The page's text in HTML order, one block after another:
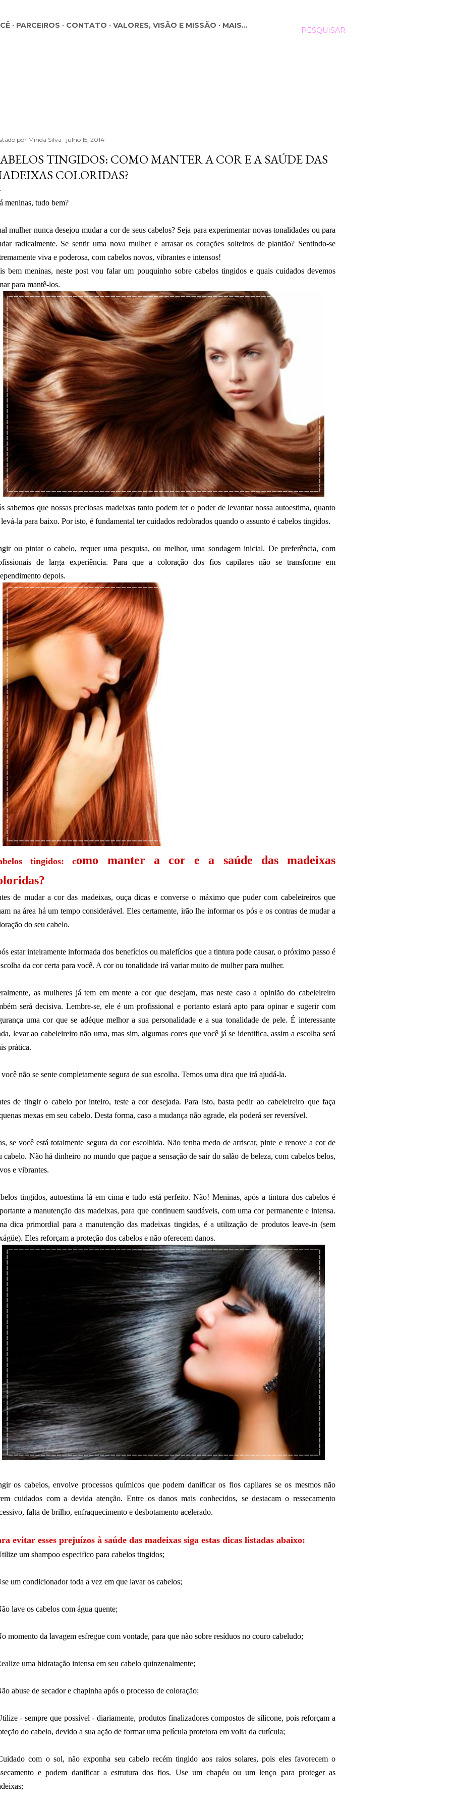
PESQUISAR
PARCEIROS CONTATO VALORES, VISÃO E MISSÃO MAIS…
por Minda Silva julho 15, 2014
TINGIDOS: COMO MANTER A COR E A SAÚDE DAS
COLORIDAS?
meninas, tudo bem?
mulher nunca desejou mudar a cor de seus cabelos? Seja para experimentar novas tonalidades ou para
radicalmente. Se sentir uma nova mulher e arrasar os corações solteiros de plantão? Sentindo-se
viva e poderosa, com cabelos novos, vibrantes e intensos!
bem meninas, neste post vou falar um pouquinho sobre cabelos tingidos e quais cuidados devemos
para mantê-los.
sabemos que nossas preciosas madeixas tanto podem ter o poder de levantar nossa autoestima, quanto
la para baixo. Por isto, é fundamental ter cuidados redobrados quando o assunto é cabelos tingidos.
ou pintar o cabelo, requer uma pesquisa, ou melhor, uma sondagem inicial. De preferência, com
de larga experiência. Para que a coloração dos fios capilares não se transforme em
depois.
tingidos: como manter a cor e a saúde das madeixas
de mudar a cor das madeixas, ouça dicas e converse o máximo que puder com cabeleireiros que
na área há um tempo considerável. Eles certamente, irão lhe informar os pós e os contras de mudar a
do seu cabelo.
estar inteiramente informada dos benefícios ou malefícios que a tintura pode causar, o próximo passo é
da cor certa para você. A cor ou tonalidade irá variar muito de mulher para mulher.
as mulheres já tem em mente a cor que desejam, mas neste caso a opinião do cabeleireiro
será decisiva. Lembre-se, ele é um profissional e portanto estará apto para opinar e sugerir com
uma cor que se adéque melhor a sua personalidade e a sua tonalidade de pele. É interessante
levar ao cabeleireiro não uma, mas sim, algumas cores que você já se identifica, assim a escolha será
prática.
você não se sente completamente segura de sua escolha. Temos uma dica que irá ajudá-la.
de tingir o cabelo por inteiro, teste a cor desejada. Para isto, basta pedir ao cabeleireiro que faça
mexas em seu cabelo. Desta forma, caso a mudança não agrade, ela poderá ser reversível.
se você está totalmente segura da cor escolhida. Não tenha medo de arriscar, pinte e renove a cor de
cabelo. Não há dinheiro no mundo que pague a sensação de sair do salão de beleza, com cabelos belos,
e vibrantes.
tingidos, autoestima lá em cima e tudo está perfeito. Não! Meninas, após a tintura dos cabelos é
a manutenção das madeixas, para que continuem saudáveis, com umacor permanente e intensa.
dica primordial para a manutenção das madeixas tingidas, é a utilização de produtos leave-in (sem
Eles reforçam a proteção dos cabelos e não oferecem danos.
os cabelos, envolve processos químicos que podem danificar os fios capilares se os mesmos não
cuidados com a devida atenção. Entre os danos mais conhecidos, se destacam o ressecamento
falta de brilho, enfraquecimento e desbotamento acelerado.
evitar esses prejuízos à saúde das madeixas siga estas dicas listadas abaixo:
um shampoo especifico para cabelos tingidos;
um condicionador toda a vez em que lavar os cabelos;
lave os cabelos com água quente;
momento da lavagem esfregue com vontade, para que não sobre resíduos no couro cabeludo;
uma hidratação intensa em seu cabelo quinzenalmente;
abuse de secador e chapinha após o processo de coloração;
- sempre que possível - diariamente, produtos finalizadores compostos de silicone, pois reforçam a
do cabelo, devido a sua ação de formar uma película protetora em volta da cutícula;
com o sol, não exponha seu cabelo recém tingido aos raios solares, pois eles favorecem o
e podem danificar a estrutura dos fios. Use um chapéu ou um lenço para proteger as